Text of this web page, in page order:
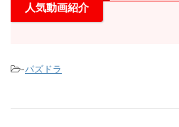
人気動画紹介
-パズドラ